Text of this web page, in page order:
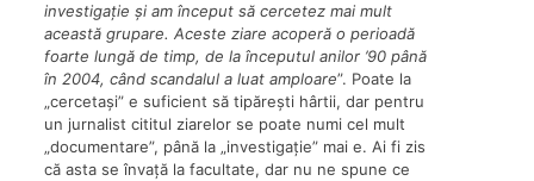
investigație și am început să cercetez mai mult
această grupare. Aceste ziare acoperă o perioadă
foarte lungă de timp, de la începutul anilor ’90 până
în 2004, când scandalul a luat amploare”. Poate la
„cercetași” e suficient să tipărești hârtii, dar pentru
un jurnalist cititul ziarelor se poate numi cel mult
„documentare”, până la „investigație” mai e. Ai fi zis
că asta se învață la facultate, dar nu ne spune ce